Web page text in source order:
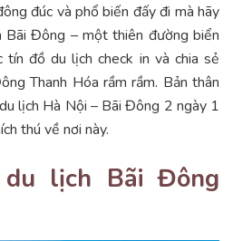
đúc và phổ biến đấy đi mà hãy
Đông – một thiên đường biển
đồ du lịch check in và chia sẻ
Thanh Hóa rầm rầm. Bản thân
lịch Hà Nội – Bãi Đông 2 ngày 1
thú về nơi này.
du lịch Bãi Đông